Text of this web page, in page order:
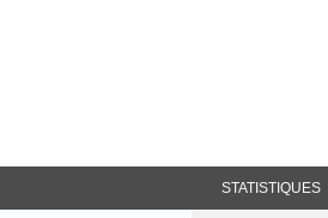
STATISTIQUES